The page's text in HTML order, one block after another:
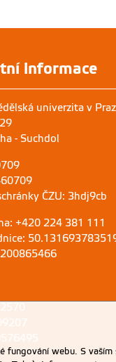
informace
univerzita v
- Suchdol
ČZU: 3hdj9cb
+420 224 381 111
fungování webu. S